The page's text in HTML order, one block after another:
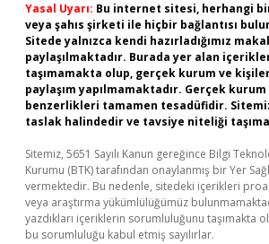
Yasal Uyarı: Bu internet sitesi, herhangi
veya şahıs şirketi ile hiçbir bağlantısı
Sitede yalnızca kendi hazırladığımız
paylaşılmaktadır. Burada yer alan
taşımamakta olup, gerçek kurum ve
paylaşım yapılmamaktadır. Gerçek
benzerlikleri tamamen tesadüfidir.
taslak halindedir ve tavsiye niteliği
Sitemiz, 5651 Sayılı Kanun gereğince Bilgi
Kurumu (BTK) tarafından onaylanmış bir Yer
vermektedir. Bu nedenle, sitedeki içerikleri
veya araştırma yükümlülüğümüz
yazdıkları içeriklerin sorumluluğunu taşımakta
bu sorumluluğu kabul etmiş sayılırlar.